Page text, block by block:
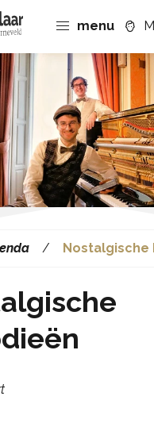
menu
Nostalgische